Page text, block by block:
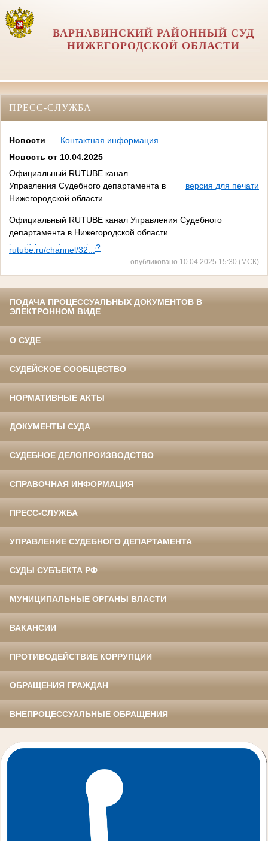
ВАРНАВИНСКИЙ РАЙОННЫЙ СУД
НИЖЕГОРОДСКОЙ ОБЛАСТИ
ПРЕСС-СЛУЖБА
Новости
Контактная информация
Новость от 10.04.2025
Официальный RUTUBE канал
Управления Судебного департамента в
Нижегородской области
версия для печати
Официальный RUTUBE канал Управления Судебного
департамента в Нижегородской области.
http://vk.com/away.php?
rutube.ru/channel/32...
опубликовано 10.04.2025 15:30 (МСК)
ПОДАЧА ПРОЦЕССУАЛЬНЫХ ДОКУМЕНТОВ В
ЭЛЕКТРОННОМ ВИДЕ
О СУДЕ
СУДЕЙСКОЕ СООБЩЕСТВО
НОРМАТИВНЫЕ АКТЫ
ДОКУМЕНТЫ СУДА
СУДЕБНОЕ ДЕЛОПРОИЗВОДСТВО
СПРАВОЧНАЯ ИНФОРМАЦИЯ
ПРЕСС-СЛУЖБА
УПРАВЛЕНИЕ СУДЕБНОГО ДЕПАРТАМЕНТА
СУДЫ СУБЪЕКТА РФ
МУНИЦИПАЛЬНЫЕ ОРГАНЫ ВЛАСТИ
ВАКАНСИИ
ПРОТИВОДЕЙСТВИЕ КОРРУПЦИИ
ОБРАЩЕНИЯ ГРАЖДАН
ВНЕПРОЦЕССУАЛЬНЫЕ ОБРАЩЕНИЯ